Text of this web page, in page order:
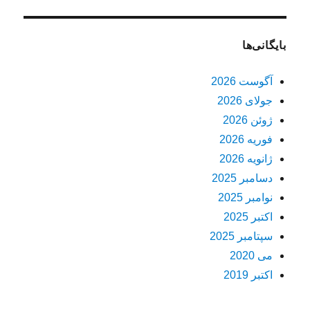
بایگانی‌ها
آگوست 2026
جولای 2026
ژوئن 2026
فوریه 2026
ژانویه 2026
دسامبر 2025
نوامبر 2025
اکتبر 2025
سپتامبر 2025
می 2020
اکتبر 2019